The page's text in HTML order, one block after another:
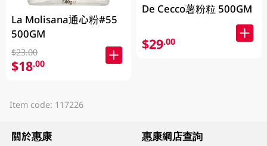
La Molisana通心粉#55
500GM
$23.00
$18.00
De Cecco薯粉粒 500GM
$29.00
Item code: 117226
關於惠康 惠康網店查詢